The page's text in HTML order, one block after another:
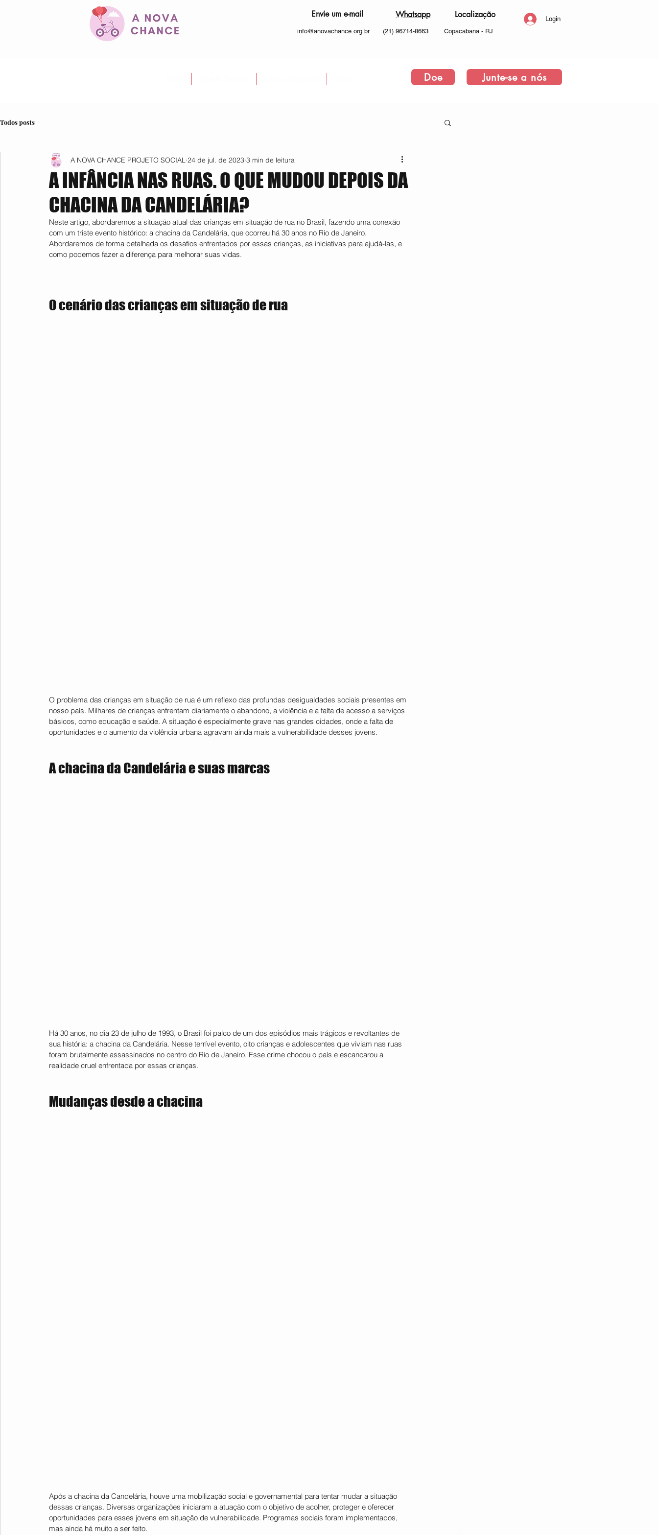
Envie um e-mail
info@anovachance.org.br
Whatsapp
(21) 96714-8663
Localização
Copacabana - RJ
Login
Doe Junte-se a nós
Todos posts
A INFÂNCIA NAS RUAS. O QUE MUDOU DEPOIS DA
CHACINA DA CANDELÁRIA?
A NOVA CHANCE PROJETO SOCIAL 24 de jul. de 2023 3 min de leitura
Neste artigo, abordaremos a situação atual das crianças em situação de rua no Brasil, fazendo uma conexão
com um triste evento histórico: a chacina da Candelária, que ocorreu há 30 anos no Rio de Janeiro.
Abordaremos de forma detalhada os desafios enfrentados por essas crianças, as iniciativas para ajudá-las, e
como podemos fazer a diferença para melhorar suas vidas.
O cenário das crianças em situação de rua
O problema das crianças em situação de rua é um reflexo das profundas desigualdades sociais presentes em
nosso país. Milhares de crianças enfrentam diariamente o abandono, a violência e a falta de acesso a serviços
básicos, como educação e saúde. A situação é especialmente grave nas grandes cidades, onde a falta de
oportunidades e o aumento da violência urbana agravam ainda mais a vulnerabilidade desses jovens.
A chacina da Candelária e suas marcas
Há 30 anos, no dia 23 de julho de 1993, o Brasil foi palco de um dos episódios mais trágicos e revoltantes de
sua história: a chacina da Candelária. Nesse terrível evento, oito crianças e adolescentes que viviam nas ruas
foram brutalmente assassinados no centro do Rio de Janeiro. Esse crime chocou o país e escancarou a
realidade cruel enfrentada por essas crianças.
Mudanças desde a chacina
Após a chacina da Candelária, houve uma mobilização social e governamental para tentar mudar a situação
dessas crianças. Diversas organizações iniciaram a atuação com o objetivo de acolher, proteger e oferecer
oportunidades para esses jovens em situação de vulnerabilidade. Programas sociais foram implementados,
mas ainda há muito a ser feito.